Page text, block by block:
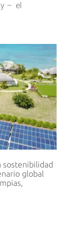
– el
sostenibilidad
global